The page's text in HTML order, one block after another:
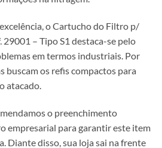
o Cartucho do Filtro p/
29001 – Tipo S1 destaca-se pelo
em termos industriais. Por
buscam os refis compactos para
atacado.
o preenchimento
empresarial para garantir este item
Diante disso, sua loja sai na frente